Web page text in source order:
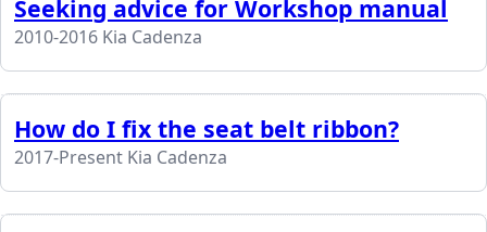
Seeking advice for Workshop manual
2010-2016 Kia Cadenza
How do I fix the seat belt ribbon?
2017-Present Kia Cadenza